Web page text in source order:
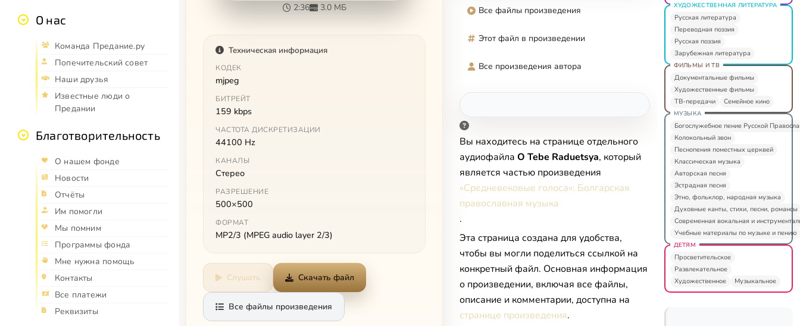
О нас
Команда Предание.ру
Попечительский совет
Наши друзья
Известные люди о
Предании
Благотворительность
О нашем фонде
Новости
Отчёты
Им помогли
Мы помним
Программы фонда
Мне нужна помощь
Контакты
Все платежи
Реквизиты
2:36 3.0 МБ
Техническая информация
КОДЕК
mjpeg
БИТРЕЙТ
159 kbps
ЧАСТОТА ДИСКРЕТИЗАЦИИ
44100 Hz
КАНАЛЫ
Стерео
РАЗРЕШЕНИЕ
500×500
ФОРМАТ
MP2/3 (MPEG audio layer 2/3)
Слушать Скачать файл
Все файлы произведения
Все файлы произведения
Этот файл в произведении
Все произведения автора
Вы находитесь на странице отдельного
аудиофайла O Tebe Raduetsya, который
является частью произведения
«Средневековые голоса»: Болгарская
православная музыка
.
Эта страница создана для удобства,
чтобы вы могли поделиться ссылкой на
конкретный файл. Основная информация
о произведении, включая все файлы,
описание и комментарии, доступна на
странице произведения.
ХУДОЖЕСТВЕННАЯ ЛИТЕРАТУРА
Русская литература
Переводная поэзия
Русская поэзия
Зарубежная литература
ФИЛЬМЫ И ТВ
Документальные фильмы
Художественные фильмы
ТВ-передачи
Семейное кино
МУЗЫКА
Богослужебное пение Русской
Колокольный звон
Песнопения поместных церквей
Классическая музыка
Авторская песня
Эстрадная песня
Этно, фольклор, народная музыка
Духовные канты, стихи, песни, романсы
Современная вокальная и
Учебные материалы по музыке и пению
ДЕТЯМ
Просветительское
Развлекательное
Художественное
Музыкальное